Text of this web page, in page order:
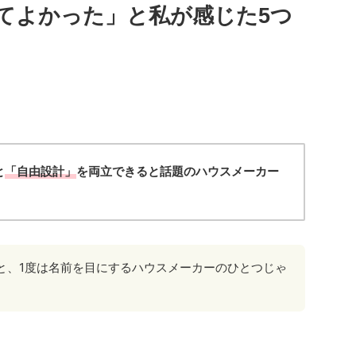
よかった」と私が感じた5つ
「自由設計」を両立できると話題のハウスメーカー
、1度は名前を目にするハウスメーカーのひとつじゃ